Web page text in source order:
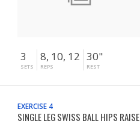
3
SETS
8, 10, 12
REPS
30"
REST
EXERCISE 4
SINGLE LEG SWISS BALL HIPS RAISE